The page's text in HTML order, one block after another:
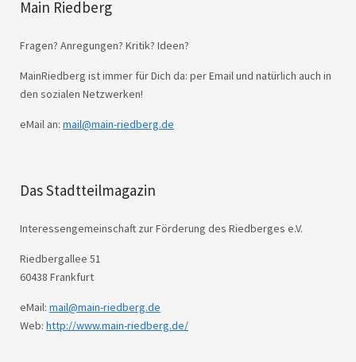
Main Riedberg
Fragen? Anregungen? Kritik? Ideen?
MainRiedberg ist immer für Dich da: per Email und natürlich auch in
den sozialen Netzwerken!
eMail an: mail@main-riedberg.de
Das Stadtteilmagazin
Interessengemeinschaft zur Förderung des Riedberges e.V.
Riedbergallee 51
60438 Frankfurt
eMail: mail@main-riedberg.de
Web: http://www.main-riedberg.de/